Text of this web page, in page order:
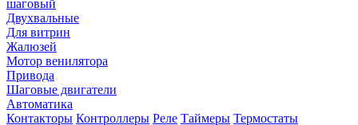
шаговый
Двухвальные
Для витрин
Жалюзей
Мотор венилятора
Привода
Шаговые двигатели
Автоматика
Контакторы Контроллеры Реле Таймеры Термостаты